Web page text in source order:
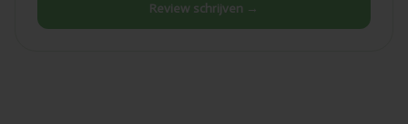
Review schrijven →